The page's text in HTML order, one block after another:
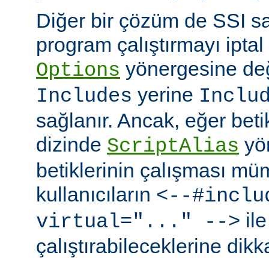
Diğer bir çözüm de SSI
program çalıştırmayı
Options yönergesine
Includes yerine
sağlanır. Ancak, eğer
dizinde ScriptAlias
betiklerinin çalışması
kullanıcıların <--
virtual="..." -->
çalıştırabileceklerine